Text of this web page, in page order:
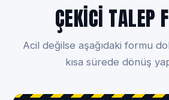
ÇEKICI TALEP
Acil değilse aşağıdaki formu
kısa sürede dönüş